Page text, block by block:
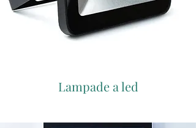
Lampade a led